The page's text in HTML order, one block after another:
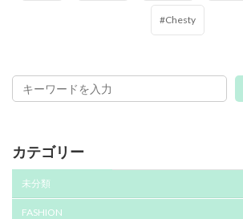
Chesty
カテゴリー
未分類
FASHION